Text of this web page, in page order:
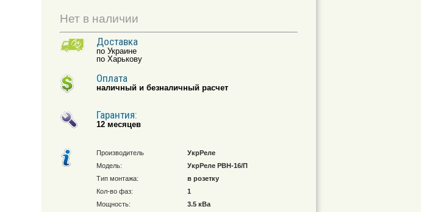
Нет в наличии
Доставка
по Украине
по Харькову
Оплата
наличный и безналичный расчет
Гарантия:
12 месяцев
Производитель
УкрРеле
Модель:
УкрРеле РВН-16/П
Тип монтажа:
в розетку
Кол-во фаз:
1
Мощность:
3.5 кВа